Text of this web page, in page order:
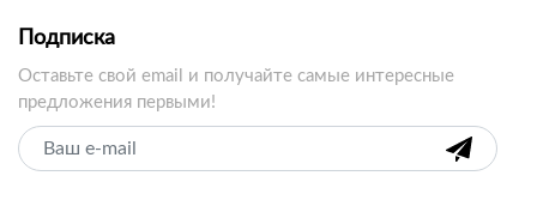
Подписка
Оставьте свой email и получайте самые интересные
предложения первыми!